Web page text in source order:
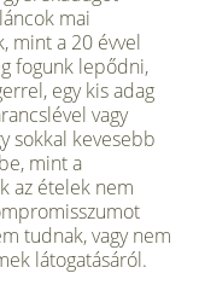
mai
mint a 20 évvel
fogunk lepődni,
egy kis adag
vagy
sokkal kevesebb
mint a
az ételek nem
tudnak, vagy nem
látogatásáról.